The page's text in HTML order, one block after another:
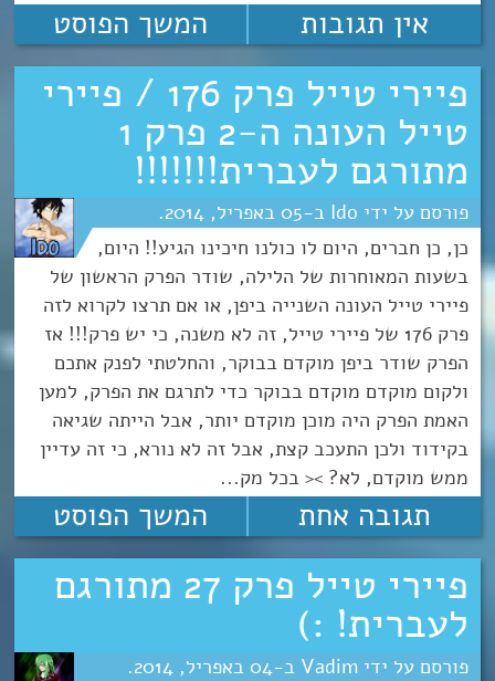
אין תגובות המשך הפוסט
פיירי טייל פרק 176 / פיירי
טייל העונה ה-2 פרק 1
מתורגם לעברית!!!!!!!
Ido
05 אפריל 2014
כן, כן חברים, היום לו כולנו חיכינו הגיע!! היום,
בשעות המאוחרות של הלילה, שודר הפרק הראשון של
פיירי טייל העונה השנייה ביפן, או אם תרצו לקרוא לזה
פרק 176 של פיירי טייל, זה לא משנה, כי יש פרק!!! אז
הפרק שודר ביפן מוקדם בבוקר, והחלטתי לפנק אתכם
ולקום מוקדם מוקדם בבוקר כדי לתרגם את הפרק, למען
האמת הפרק היה מוכן מוקדם יותר, אבל הייתה שגיאה
בקידוד ולכן התעכב קצת, אבל זה לא נורא, כי זה עדיין
ממש מוקדם, לא? >< בכל מק...
תגובה אחת המשך הפוסט
פיירי טייל פרק 27 מתורגם
לעברית! :)
Vadim
04 אפריל 2014